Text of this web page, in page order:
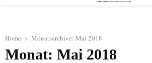
Home Monatsarchive: Mai 2018
Monat: Mai 2018